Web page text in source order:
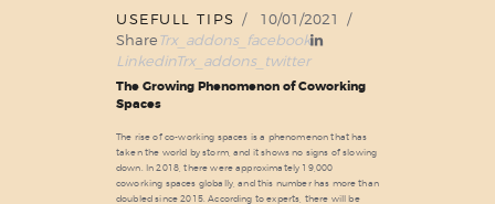
USEFULL TIPS
10/01/2021
ShareTrx_addons_facebook
LinkedinTrx_addons_twitter
The Growing Phenomenon of Coworking
Spaces
The rise of co-working spaces is a phenomenon that has
taken the world by storm, and it shows no signs of slowing
down. In 2018, there were approximately 19,000
coworking spaces globally, and this number has more than
doubled since 2015. According to experts, there will be